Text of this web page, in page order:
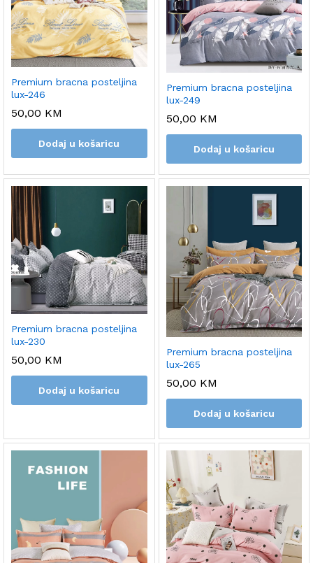
Premium bracna posteljina
lux-246
50,00 KM
Dodaj u košaricu
Premium bracna posteljina
lux-249
50,00 KM
Dodaj u košaricu
Premium bracna posteljina
lux-230
50,00 KM
Dodaj u košaricu
Premium bracna posteljina
lux-265
50,00 KM
Dodaj u košaricu